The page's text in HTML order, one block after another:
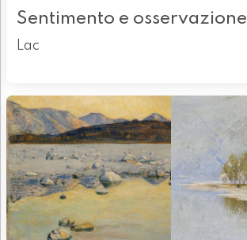
Sentimento e osservazione
Lac